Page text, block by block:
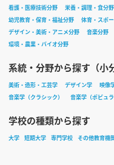
看護・医療技術分野
栄養・調理・食分野
幼児教育・保育・福祉分野
体育・スポ
デザイン・美術・アニメ分野
音楽分野
環境・農業・バイオ分野
系統・分野から探す（小
美術・造形・工芸学 デザイン学 映像
音楽学（クラシック）
音楽学（ポピュラ
学校の種類から探す
大学 短期大学 専門学校 その他教育機